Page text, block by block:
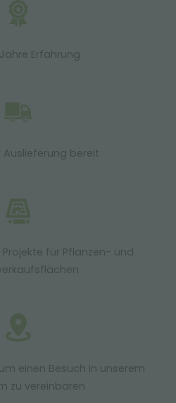
Erfahrung
Auslieferung bereit
für Pflanzen- und
einen Besuch in unserem
zu vereinbaren